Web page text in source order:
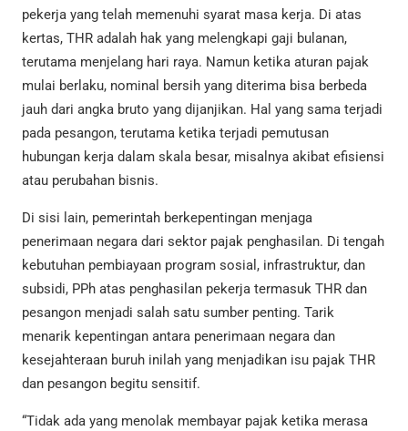
pekerja yang telah memenuhi syarat masa kerja. Di atas
kertas, THR adalah hak yang melengkapi gaji bulanan,
terutama menjelang hari raya. Namun ketika aturan pajak
mulai berlaku, nominal bersih yang diterima bisa berbeda
jauh dari angka bruto yang dijanjikan. Hal yang sama terjadi
pada pesangon, terutama ketika terjadi pemutusan
hubungan kerja dalam skala besar, misalnya akibat efisiensi
atau perubahan bisnis.
Di sisi lain, pemerintah berkepentingan menjaga
penerimaan negara dari sektor pajak penghasilan. Di tengah
kebutuhan pembiayaan program sosial, infrastruktur, dan
subsidi, PPh atas penghasilan pekerja termasuk THR dan
pesangon menjadi salah satu sumber penting. Tarik
menarik kepentingan antara penerimaan negara dan
kesejahteraan buruh inilah yang menjadikan isu pajak THR
dan pesangon begitu sensitif.
“Tidak ada yang menolak membayar pajak ketika merasa